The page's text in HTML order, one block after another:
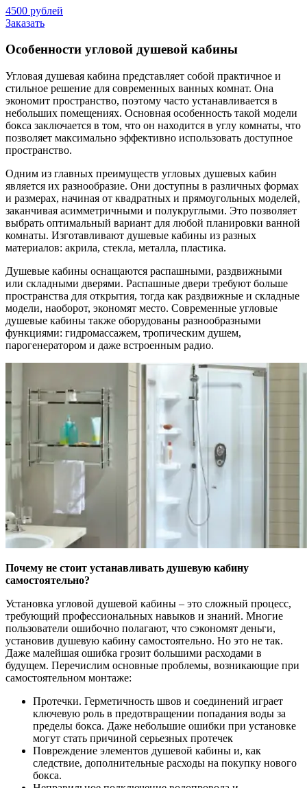
4500 рублей
Заказать
Особенности угловой душевой кабины
Угловая душевая кабина представляет собой практичное и
стильное решение для современных ванных комнат. Она
экономит пространство, поэтому часто устанавливается в
небольших помещениях. Основная особенность такой модели
бокса заключается в том, что он находится в углу комнаты, что
позволяет максимально эффективно использовать доступное
пространство.
Одним из главных преимуществ угловых душевых кабин
является их разнообразие. Они доступны в различных формах
и размерах, начиная от квадратных и прямоугольных моделей,
заканчивая асимметричными и полукруглыми. Это позволяет
выбрать оптимальный вариант для любой планировки ванной
комнаты. Изготавливают душевые кабины из разных
материалов: акрила, стекла, металла, пластика.
Душевые кабины оснащаются распашными, раздвижными
или складными дверями. Распашные двери требуют больше
пространства для открытия, тогда как раздвижные и складные
модели, наоборот, экономят место. Современные угловые
душевые кабины также оборудованы разнообразными
функциями: гидромассажем, тропическим душем,
парогенератором и даже встроенным радио.
Почему не стоит устанавливать душевую кабину
самостоятельно?
Установка угловой душевой кабины – это сложный процесс,
требующий профессиональных навыков и знаний. Многие
пользователи ошибочно полагают, что сэкономят деньги,
установив душевую кабину самостоятельно. Но это не так.
Даже малейшая ошибка грозит большими расходами в
будущем. Перечислим основные проблемы, возникающие при
самостоятельном монтаже:
Протечки. Герметичность швов и соединений играет
ключевую роль в предотвращении попадания воды за
пределы бокса. Даже небольшие ошибки при установке
могут стать причиной серьезных протечек
Повреждение элементов душевой кабины и, как
следствие, дополнительные расходы на покупку нового
бокса.